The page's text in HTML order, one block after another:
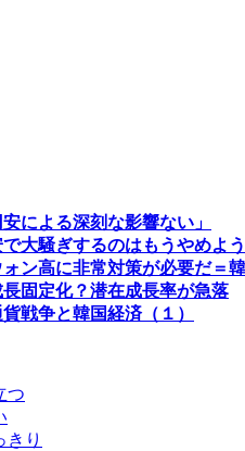
安による深刻な影響ない」
で大騒ぎするのはもうやめよう
ォン高に非常対策が必要だ＝
固定化？潜在成長率が急落
戦争と韓国経済（１）
つ
きり